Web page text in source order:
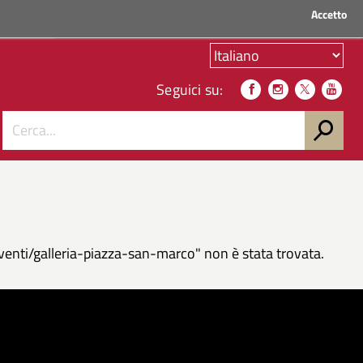
Accetto
Seguici su:
galleria-piazza-san-marco" non è stata trovata.